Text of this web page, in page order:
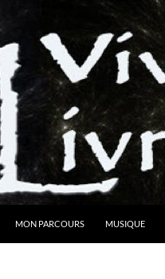
MON PARCOURS MUSIQUE